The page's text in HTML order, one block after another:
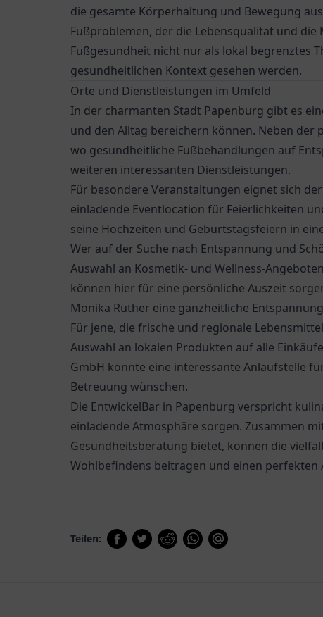
die gesamte Körperhaltung und Bewegung
Fußproblemen, der die Lebensqualität und
Fußgesundheit nicht nur als lokal begrenztes
gesundheitlichen Kontext gesehen werden.
Orte und Dienstleistungen im Umfeld
In der charmanten Stadt Papenburg gibt es
und den Alltag bereichern können. Neben der
wo gesundheitliche Fußbehandlungen auf
weiteren interessanten Dienstleistungen.
Für besondere Veranstaltungen eignet sich der
einladende Eventlocation für Feierlichkeiten
seine Hochzeiten und Geburtstagsfeiern in
Wer auf der Suche nach Entspannung und
Auswahl an Kosmetik- und Wellness-
können hier für eine persönliche Auszeit
Monika Rüther eine ganzheitliche
Für jene, die frische und regionale
Auswahl an lokalen Produkten auf alle
GmbH könnte eine interessante Anlaufstelle
Betreuung wünschen.
Die EntwickelBar in Papenburg verspricht
einladende Atmosphäre sorgen. Zusammen
Gesundheitsberatung bietet, können die
Wohlbefindens beitragen und einen perfekten
Teilen: